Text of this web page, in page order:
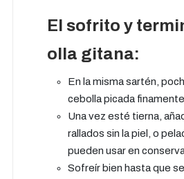
El sofrito y
olla gitana:
En la misma sartén,
cebolla picada
Una vez esté tierna,
rallados sin la piel, o
pueden usar en
Sofreír bien hasta que